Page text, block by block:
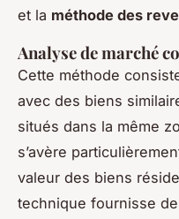
et la méthode des
Analyse de marché
Cette méthode
avec des biens
situés dans la même
s’avère
valeur des biens
technique fournisse